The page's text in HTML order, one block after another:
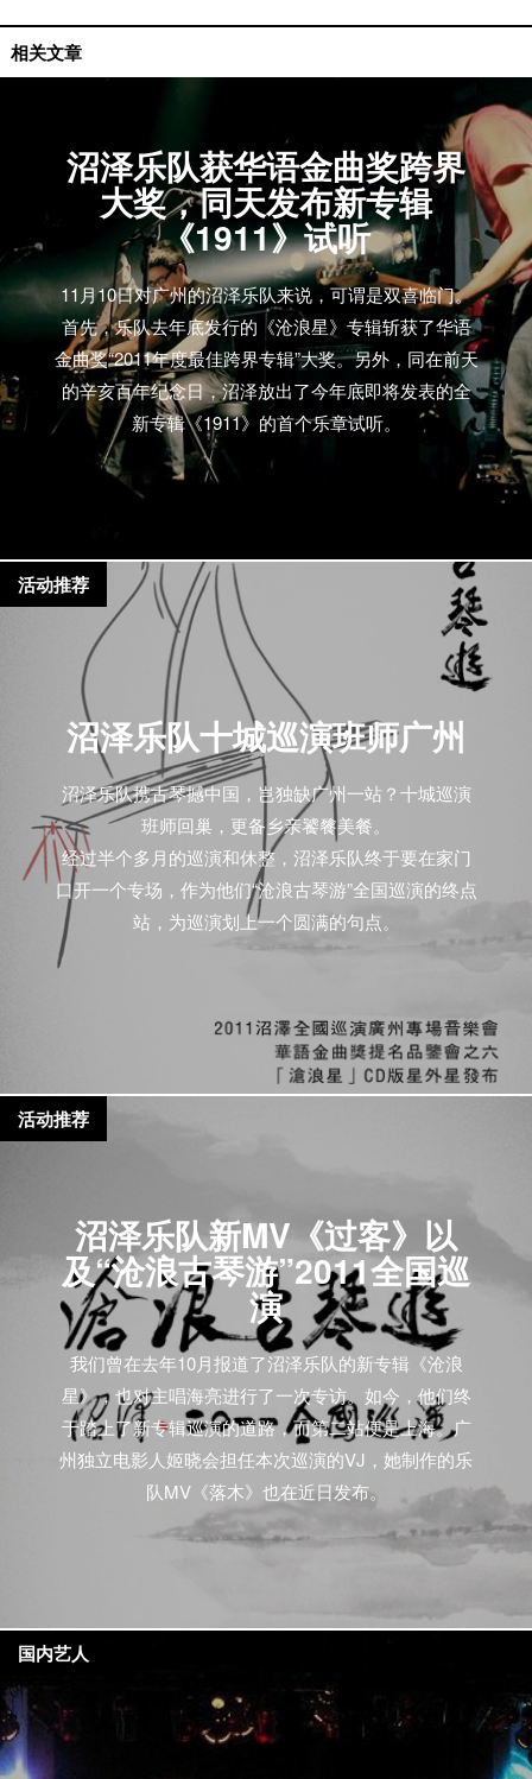
相关文章
沼泽乐队获华语金曲奖跨界
大奖，同天发布新专辑
《1911》试听
11月10日对广州的沼泽乐队来说，可谓是双喜临门。
首先，乐队去年底发行的《沧浪星》专辑斩获了华语
金曲奖“2011年度最佳跨界专辑”大奖。另外，同在前天
的辛亥百年纪念日，沼泽放出了今年底即将发表的全
新专辑《1911》的首个乐章试听。
单曲推荐
沼泽乐队十城巡演班师广州
沼泽乐队携古琴撼中国，岂独缺广州一站？十城巡演
班师回巢，更备乡亲饕餮美餐。
经过半个多月的巡演和休整，沼泽乐队终于要在家门
口开一个专场，作为他们“沧浪古琴游”全国巡演的终点
站，为巡演划上一个圆满的句点。
活动推荐
沼泽乐队新MV《过客》以
及“沧浪古琴游”2011全国巡
演
我们曾在去年10月报道了沼泽乐队的新专辑《沧浪
星》，也对主唱海亮进行了一次专访。如今，他们终
于踏上了新专辑巡演的道路，而第二站便是上海。广
州独立电影人姬晓会担任本次巡演的VJ，她制作的乐
队MV《落木》也在近日发布。
活动推荐
国内艺人